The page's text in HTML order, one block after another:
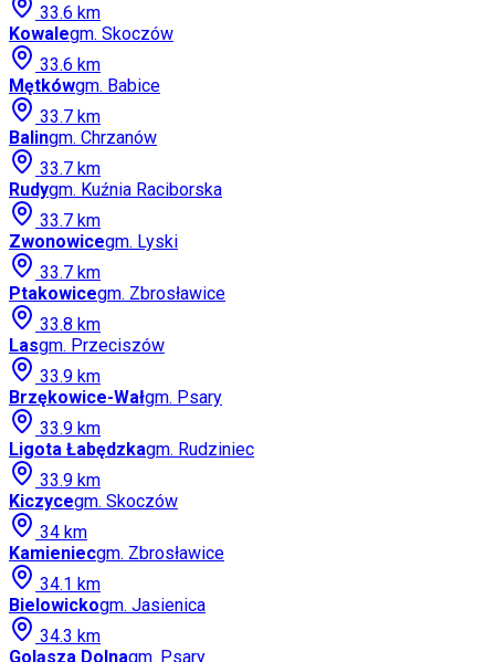
33.6 km
Kowalegm. Skoczów
33.6 km
Mętkówgm. Babice
33.7 km
Balingm. Chrzanów
33.7 km
Rudygm. Kuźnia Raciborska
33.7 km
Zwonowicegm. Lyski
33.7 km
Ptakowicegm. Zbrosławice
33.8 km
Lasgm. Przeciszów
33.9 km
Brzękowice-Wałgm. Psary
33.9 km
Ligota Łabędzkagm. Rudziniec
33.9 km
Kiczycegm. Skoczów
34 km
Kamieniecgm. Zbrosławice
34.1 km
Bielowickogm. Jasienica
34.3 km
Goląsza Dolnagm. Psary